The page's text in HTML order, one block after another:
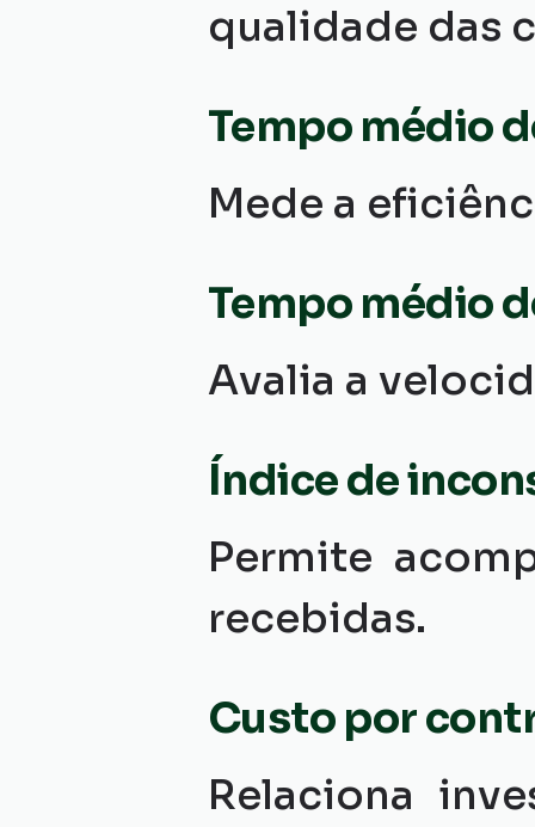
qualidade das
Tempo médio
Mede a
Tempo médio
Avalia a
Índice de
Permite
recebidas.
Custo por
Relaciona